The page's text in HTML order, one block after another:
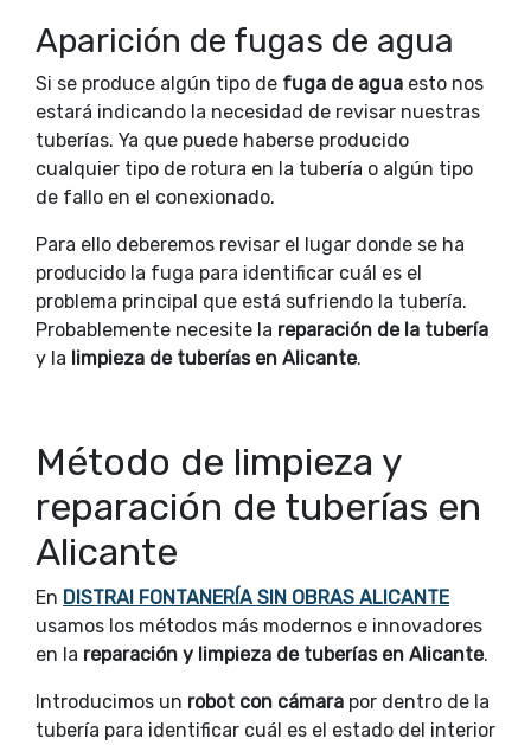
Aparición de fugas de agua
Si se produce algún tipo de fuga de agua esto nos
estará indicando la necesidad de revisar nuestras
tuberías. Ya que puede haberse producido
cualquier tipo de rotura en la tubería o algún tipo
de fallo en el conexionado.
Para ello deberemos revisar el lugar donde se ha
producido la fuga para identificar cuál es el
problema principal que está sufriendo la tubería.
Probablemente necesite la reparación de la tubería
y la limpieza de tuberías en Alicante.
Método de limpieza y
reparación de tuberías en
Alicante
En DISTRAI FONTANERÍA SIN OBRAS ALICANTE
usamos los métodos más modernos e innovadores
en la reparación y limpieza de tuberías en Alicante.
Introducimos un robot con cámara por dentro de la
tubería para identificar cuál es el estado del interior